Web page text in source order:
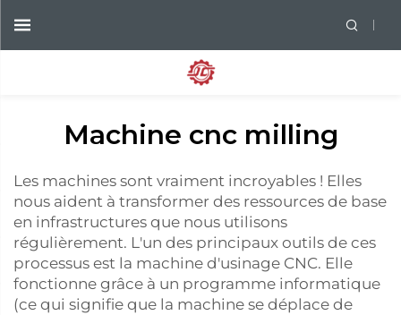
Machine cnc milling
Les machines sont vraiment incroyables ! Elles
nous aident à transformer des ressources de base
en infrastructures que nous utilisons
régulièrement. L'un des principaux outils de ces
processus est la machine d'usinage CNC. Elle
fonctionne grâce à un programme informatique
(ce qui signifie que la machine se déplace de